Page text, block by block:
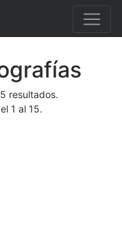
resultados.
1 al 15.